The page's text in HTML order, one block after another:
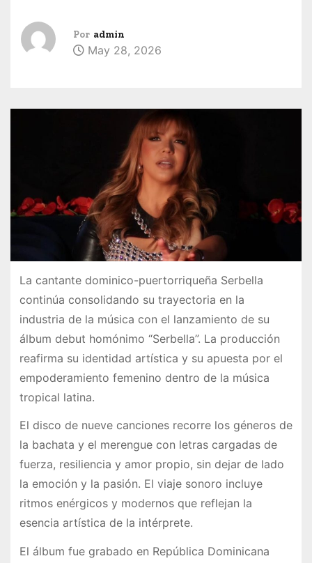
Por admin
May 28, 2026
La cantante dominico-puertorriqueña Serbella
continúa consolidando su trayectoria en la
industria de la música con el lanzamiento de su
álbum debut homónimo “Serbella”. La producción
reafirma su identidad artística y su apuesta por el
empoderamiento femenino dentro de la música
tropical latina.
El disco de nueve canciones recorre los géneros de
la bachata y el merengue con letras cargadas de
fuerza, resiliencia y amor propio, sin dejar de lado
la emoción y la pasión. El viaje sonoro incluye
ritmos enérgicos y modernos que reflejan la
esencia artística de la intérprete.
El álbum fue grabado en República Dominicana